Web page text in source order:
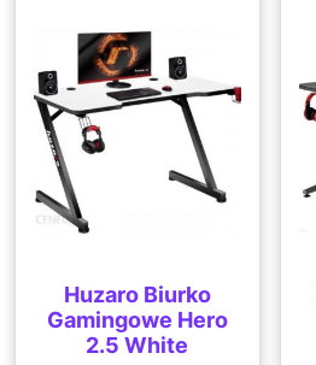
Huzaro Biurko
Gamingowe Hero
2.5 White